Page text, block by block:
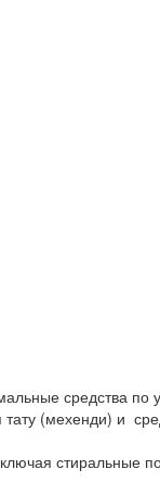
средства по
(мехенди) и
стиральные